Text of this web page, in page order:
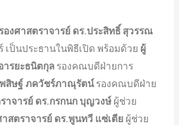
รองศาสตราจารย์ ดร.ประสิทธิ์ สุวรรณ
ป็นประธานในพิธีเปิด พร้อมด้วย ผู้
ารยะธนิตกุล รองคณบดีฝ่ายการ
พสิษฐ์ ภควัชร์ภาณุรัตน์รองคณบดีฝ่าย
าจารย์ ดร.กรกนก บุญวงษ์ ผู้ช่วย
สตราจารย์ ดร.พูนทวี แซ่เตีย ผู้ช่วย